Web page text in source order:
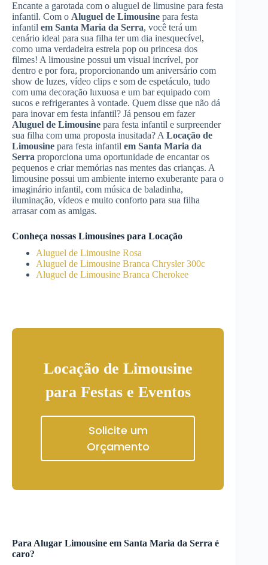
Encante a garotada com o aluguel de limusine para festa
infantil. Com o Aluguel de Limousine para festa
infantil em Santa Maria da Serra, você terá um
cenário ideal para sua filha ter um dia inesquecível,
como uma verdadeira estrela pop ou princesa dos
filmes! A limousine possui um visual incrível, por
dentro e por fora, proporcionando um aniversário com
show de luzes, vídeo clips e som de espetáculo, tudo
com uma decoração luxuosa e um bar equipado com
sucos e refrigerantes à vontade. Quem disse que não dá
para inovar em festa infantil? Já pensou em fazer
Aluguel de Limousine para festa infantil e surpreender
sua filha com uma proposta inusitada? A Locação de
Limousine para festa infantil em Santa Maria da
Serra proporciona uma oportunidade de encantar os
pequenos e criar memórias nas mentes das crianças. A
limousine possui um ambiente interno exuberante para o
imaginário infantil, com música de baladinha,
iluminação, vídeos e muito conforto para sua filha
arrasar com as amigas.
Conheça nossas Limousines para Locação
Aluguel de Limousine Rosa
Aluguel de Limousine Branca Chrysler 300c
Aluguel de Limousine Branca Cherokee
Locação de Limousine
para Festas e Eventos
Solicite um
Orçamento
Para Alugar Limousine em Santa Maria da Serra é
caro?